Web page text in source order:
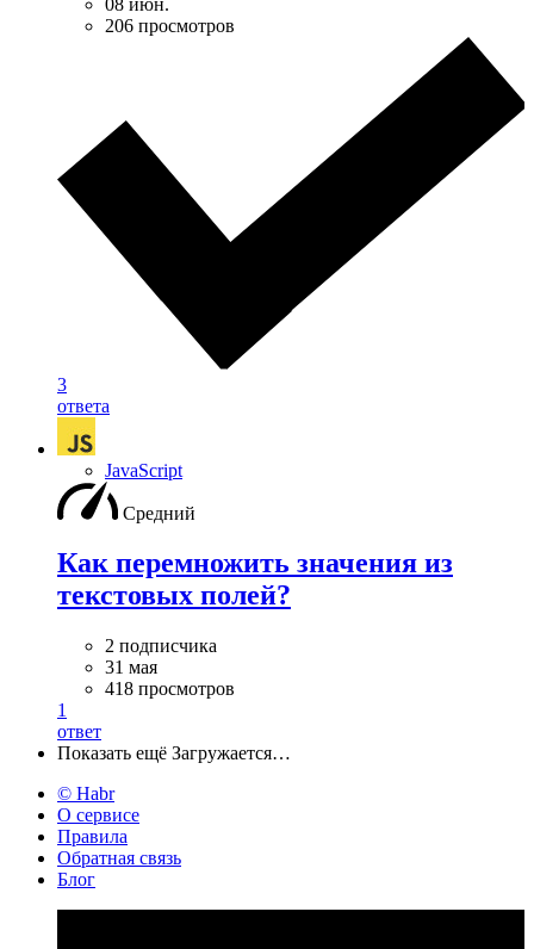
206 просмотров
3
ответа
JavaScript
Средний
Как перемножить значения из
текстовых полей?
2 подписчика
31 мая
418 просмотров
1
ответ
Показать ещё Загружается…
© Habr
О сервисе
Правила
Обратная связь
Блог